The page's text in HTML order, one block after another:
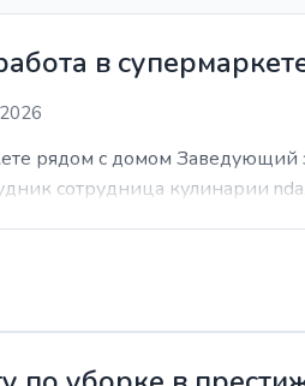
в
рядом с домом
сотрудница кулинарии